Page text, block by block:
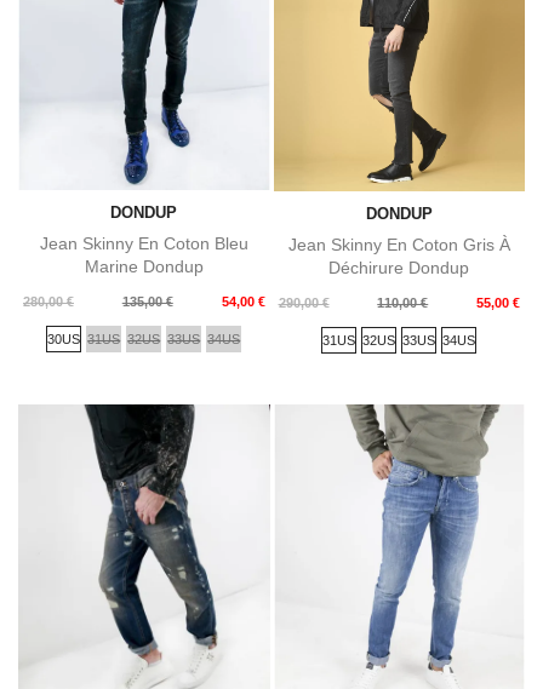
DONDUP
Jean Skinny En Coton Bleu
Marine Dondup
280,00 €
Prix
base
135,00 € 54,00 €
Prix
30US 31US 32US 33US 34US
DONDUP
Jean Skinny En Coton Gris À
Déchirure Dondup
290,00 €
Prix
110,00 € 55,00 €
Prix
31US 32US 33US 34US